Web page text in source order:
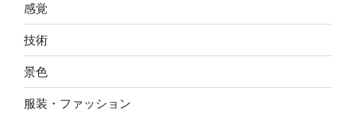
感覚
技術
景色
服装・ファッション